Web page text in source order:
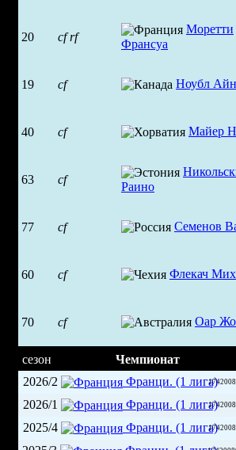
20 cf rf
Моретти
Франсуа
19 cf Ноубл
40 cf Майер
63 cf
Раино
77 cf Семенов
60 cf Флекач
70 cf Оар
сезон
Чемпионат
2026/2
Франци. (1 лига)
2026/1 Франци. (1 лига)
2025/4 Франци. (1 лига)